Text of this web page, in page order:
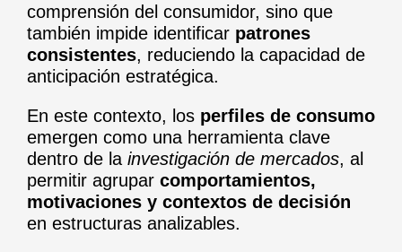
comprensión del consumidor, sino que
también impide identificar patrones
consistentes, reduciendo la capacidad de
anticipación estratégica.
En este contexto, los perfiles de consumo
emergen como una herramienta clave
dentro de la investigación de mercados, al
permitir agrupar comportamientos,
motivaciones y contextos de decisión
en estructuras analizables.